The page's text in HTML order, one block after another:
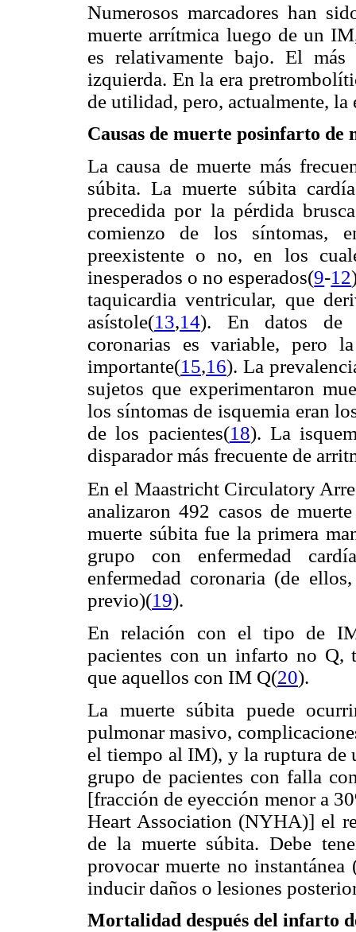
Numerosos marcadores han
muerte arrítmica luego de un
es relativamente bajo. El
izquierda. En la era
de utilidad, pero, actualmente,
Causas de muerte posinfarto de
La causa de muerte más
súbita. La muerte súbita
precedida por la pérdida
comienzo de los síntomas,
preexistente o no, en los
inesperados o no esperados(9-12
taquicardia ventricular, que
asístole(13,14). En datos de
coronarias es variable, pero
importante(15,16). La
sujetos que experimentaron
los síntomas de isquemia eran
de los pacientes(18). La
disparador más frecuente de
En el Maastricht Circulatory
analizaron 492 casos de
muerte súbita fue la primera
grupo con enfermedad
enfermedad coronaria (de
previo)(19).
En relación con el tipo de
pacientes con un infarto no Q,
que aquellos con IM Q(20).
La muerte súbita puede
pulmonar masivo,
el tiempo al IM), y la ruptura de
grupo de pacientes con falla
[fracción de eyección menor a
Heart Association (NYHA)] el
de la muerte súbita. Debe
provocar muerte no
inducir daños o lesiones
Mortalidad después del infarto